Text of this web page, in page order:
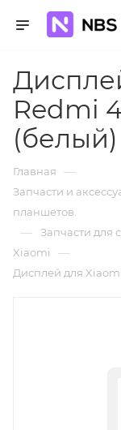
Redmi
(белый)
Главная —
Запчасти и
планшетов.
— Запчасти для
Xiaomi —
Дисплей для